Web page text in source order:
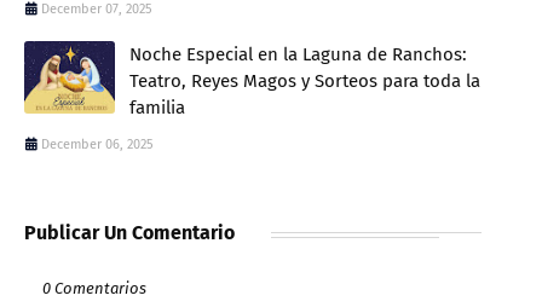
December 07, 2025
Noche Especial en la Laguna de Ranchos:
Teatro, Reyes Magos y Sorteos para toda la
familia
December 06, 2025
Publicar Un Comentario
0 Comentarios